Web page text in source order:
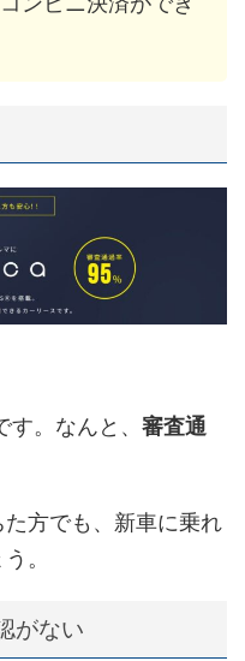
。なんと、 審査通
方でも、新車に乗れ
。
がない